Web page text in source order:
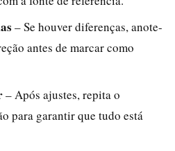
– Se houver diferenças, anote-
antes de marcar como
– Após ajustes, repita o
para garantir que tudo está